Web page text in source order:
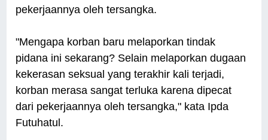
pekerjaannya oleh tersangka.
"Mengapa korban baru melaporkan tindak
pidana ini sekarang? Selain melaporkan dugaan
kekerasan seksual yang terakhir kali terjadi,
korban merasa sangat terluka karena dipecat
dari pekerjaannya oleh tersangka," kata Ipda
Futuhatul.